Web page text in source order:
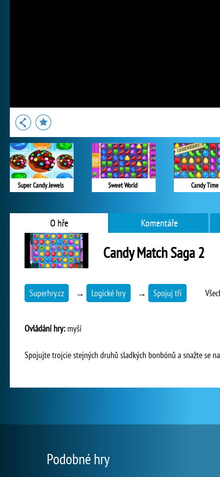
Super Candy Jewels Sweet World Candy Time
O hře Komentáře
Candy Match Saga 2
Superhry.cz → Logické hry → Spojuj tři
Ovládání hry: myší
Spojujte trojcie stejných druhů sladkých bonbónů a snažte se
Podobné hry